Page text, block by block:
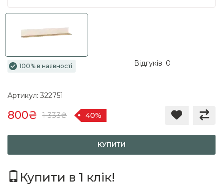
100% в наявності Відгуків: 0
Артикул: 322751
800₴ 1 333₴ 40%
КУПИТИ
Купити в 1 клік!